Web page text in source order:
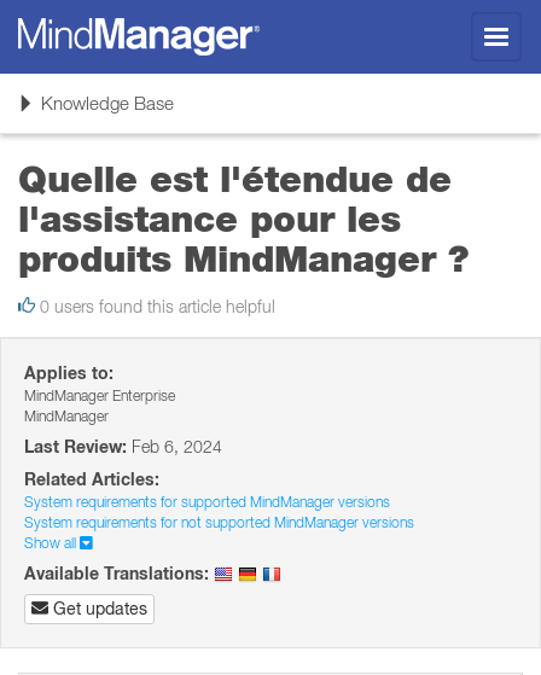
ToggleKnowledge Base
Quelle est l'étendue de
l'assistance pour les
produits MindManager ?
0 users found this article helpful
Applies to:
MindManager Enterprise
MindManager
Last Review: Feb 6, 2024
Related Articles:
System requirements for supported MindManager versions
System requirements for not supported MindManager versions
Show all
Available Translations:
Get updates